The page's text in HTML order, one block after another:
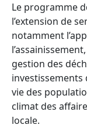
Le programme
l’extension de
notamment
gestion des
vie des
climat des
locale.